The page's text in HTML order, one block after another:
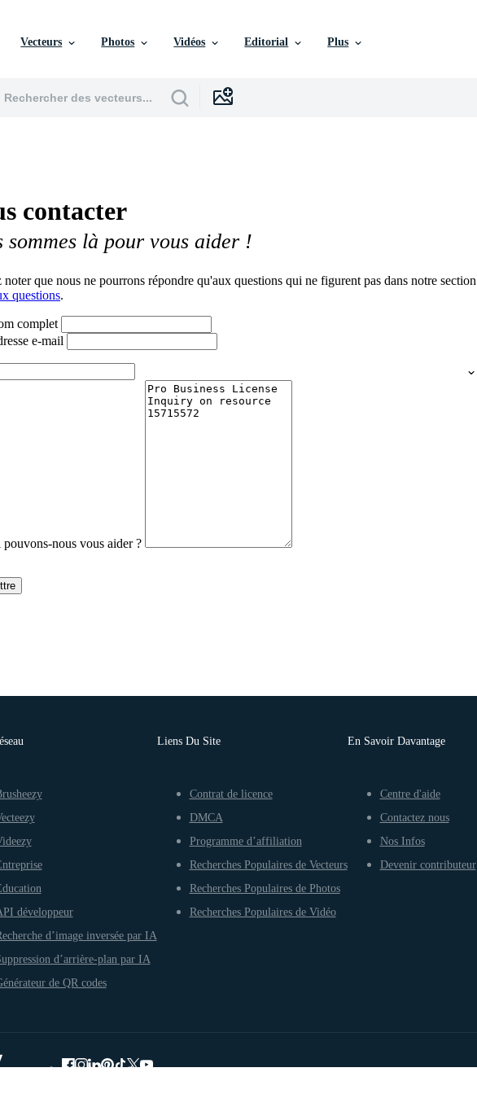
Vecteurs Photos Vidéos Editorial Plus
contacter
sommes là pour vous aider !
noter que nous ne pourrons répondre qu'aux questions qui ne figurent pas dans notre section
questions.
complet
e-mail
nous vous aider ?
développeur
d’image inversée par IA
d’arrière-plan par IA
de QR codes
Liens Du Site
Contrat de licence
DMCA
Programme d’affiliation
Recherches Populaires de Vecteurs
Recherches Populaires de Photos
Recherches Populaires de Vidéo
En Savoir Davantage
Centre d'aide
Contactez nous
Nos Infos
Devenir contributeur